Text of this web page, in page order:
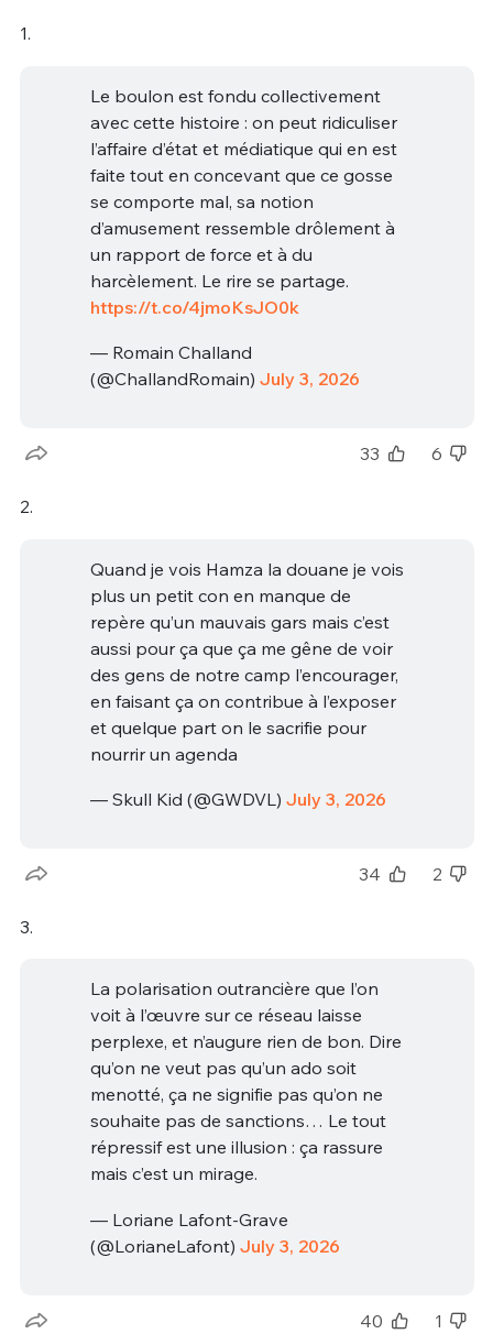
1.
Le boulon est fondu collectivement
avec cette histoire : on peut ridiculiser
l’affaire d’état et médiatique qui en est
faite tout en concevant que ce gosse
se comporte mal, sa notion
d’amusement ressemble drôlement à
un rapport de force et à du
harcèlement. Le rire se partage.
https://t.co/4jmoKsJO0k
— Romain Challand
(@ChallandRomain) July 3, 2026
33 6
2.
Quand je vois Hamza la douane je vois
plus un petit con en manque de
repère qu’un mauvais gars mais c’est
aussi pour ça que ça me gêne de voir
des gens de notre camp l’encourager,
en faisant ça on contribue à l’exposer
et quelque part on le sacrifie pour
nourrir un agenda
— Skull Kid (@GWDVL) July 3, 2026
34 2
3.
La polarisation outrancière que l’on
voit à l’œuvre sur ce réseau laisse
perplexe, et n’augure rien de bon. Dire
qu’on ne veut pas qu’un ado soit
menotté, ça ne signifie pas qu’on ne
souhaite pas de sanctions… Le tout
répressif est une illusion : ça rassure
mais c’est un mirage.
— Loriane Lafont-Grave
(@LorianeLafont) July 3, 2026
40 1